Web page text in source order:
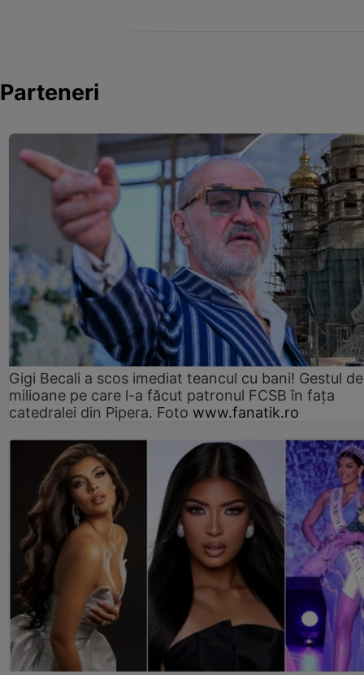
Parteneri
Gigi Becali a scos imediat teancul cu bani! Gestul de
milioane pe care l-a făcut patronul FCSB în fața
catedralei din Pipera. Foto www.fanatik.ro